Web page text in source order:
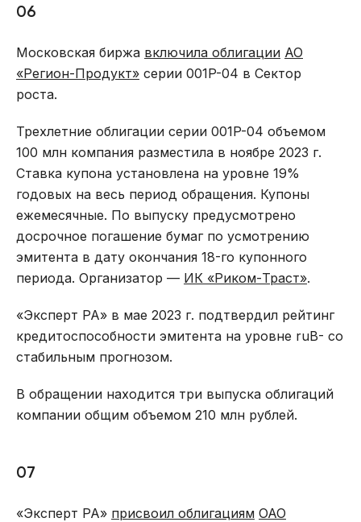
06
Московская биржа включила облигации АО
«Регион-Продукт» серии 001P-04 в Сектор
роста.
Трехлетние облигации серии 001P-04 объемом
100 млн компания разместила в ноябре 2023 г.
Ставка купона установлена на уровне 19%
годовых на весь период обращения. Купоны
ежемесячные. По выпуску предусмотрено
досрочное погашение бумаг по усмотрению
эмитента в дату окончания 18-го купонного
периода. Организатор — ИК «Риком-Траст».
«Эксперт РА» в мае 2023 г. подтвердил рейтинг
кредитоспособности эмитента на уровне ruB- со
стабильным прогнозом.
В обращении находится три выпуска облигаций
компании общим объемом 210 млн рублей.
07
«Эксперт РА» присвоил облигациям ОАО